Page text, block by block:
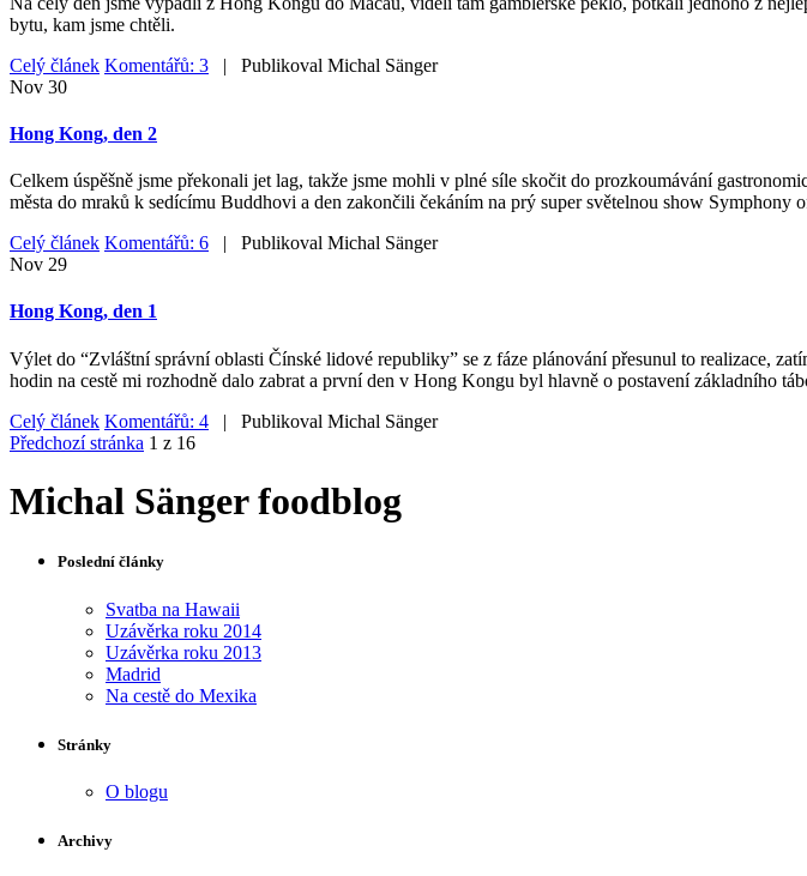
bytu, kam jsme chtěli.
Celý článek Komentářů: 3 | Publikoval Michal Sänger
Nov 30
Hong Kong, den 2
Celkem úspěšně jsme překonali jet lag, takže jsme mohli v plné síle skočit do prozkoumávání
města do mraků k sedícímu Buddhovi a den zakončili čekáním na prý super světelnou show Symphony
Celý článek Komentářů: 6 | Publikoval Michal Sänger
Nov 29
Hong Kong, den 1
Výlet do “Zvláštní správní oblasti Čínské lidové republiky” se z fáze plánování přesunul to realizace,
hodin na cestě mi rozhodně dalo zabrat a první den v Hong Kongu byl hlavně o postavení základního
Celý článek Komentářů: 4 | Publikoval Michal Sänger
Předchozí stránka 1 z 16
Michal Sänger foodblog
Poslední články
Svatba na Hawaii
Uzávěrka roku 2014
Uzávěrka roku 2013
Madrid
Na cestě do Mexika
Stránky
O blogu
Archivy